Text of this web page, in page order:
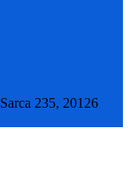
235, 20126